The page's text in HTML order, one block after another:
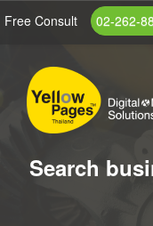
content
Free Consult 02-262-
Search